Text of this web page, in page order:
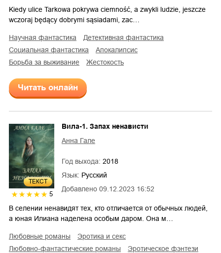
Kiedy ulice Tarkowa pokrywa ciemność, a zwykli ludzie, jeszcze
wczoraj będący dobrymi sąsiadami, zac…
научная фантастика
детективная фантастика
социальная фантастика
апокалипсис
борьба за выживание
жестокость
Читать онлайн
ТЕКСТ
5
Добавлено 09.12.2023 16:52
Вила-1. Запах ненависти
Анна Гале
Год выхода: 2018
Язык: Русский
В селении ненавидят тех, кто отличается от обычных людей,
а юная Илиана наделена особым даром. Она м…
любовные романы
эротика и секс
любовно-фантастические романы
эротическое фэнтези